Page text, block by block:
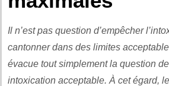
Il n’est pas question d’empêcher
cantonner dans des limites
évacue tout simplement la question
intoxication acceptable. À cet égard,